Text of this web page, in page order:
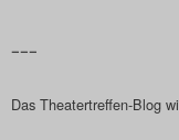
–––
Das Theatertreffen-Blog